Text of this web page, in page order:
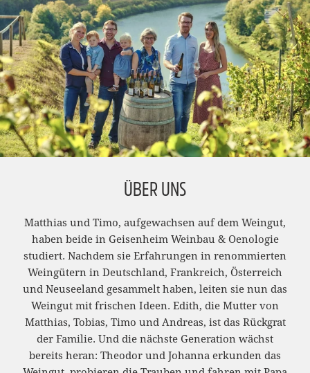
ÜBER UNS
Matthias und Timo, aufgewachsen auf dem Weingut,
haben beide in Geisenheim Weinbau & Oenologie
studiert. Nachdem sie Erfahrungen in renommierten
Weingütern in Deutschland, Frankreich, Österreich
und Neuseeland gesammelt haben, leiten sie nun das
Weingut mit frischen Ideen. Edith, die Mutter von
Matthias, Tobias, Timo und Andreas, ist das Rückgrat
der Familie. Und die nächste Generation wächst
bereits heran: Theodor und Johanna erkunden das